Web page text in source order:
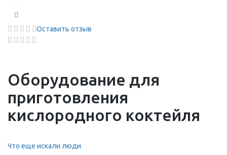
Оставить отзыв
Оборудование для
приготовления
кислородного коктейля
Что еще искали люди